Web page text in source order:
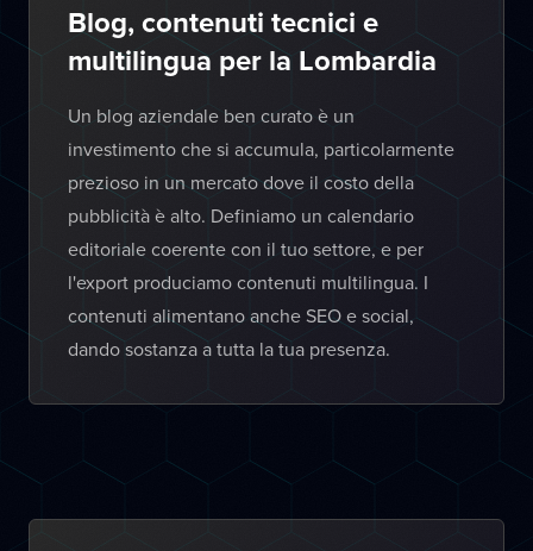
Blog, contenuti tecnici e
multilingua per la Lombardia
Un blog aziendale ben curato è un
investimento che si accumula, particolarmente
prezioso in un mercato dove il costo della
pubblicità è alto. Definiamo un calendario
editoriale coerente con il tuo settore, e per
l'export produciamo contenuti multilingua. I
contenuti alimentano anche SEO e social,
dando sostanza a tutta la tua presenza.